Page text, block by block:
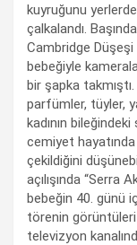
kuyruğunu
çalkalandı.
Cambridge
bebeğiyle
bir şapka takmıştı.
parfümler, tüyler,
kadının
cemiyet hayatında
çekildiğini
açılışında “Serra
bebeğin 40. günü
törenin
televizyon